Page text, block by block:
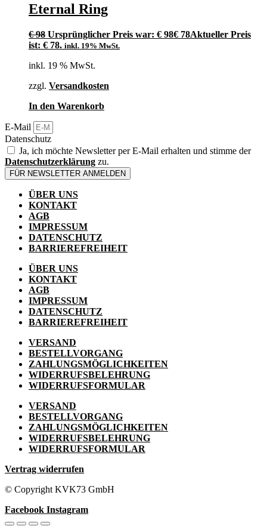
Eternal Ring
€98 Ursprünglicher Preis war: € 98€ 78Aktueller Preis
ist: € 78. inkl. 19% MwSt.
inkl. 19 % MwSt.
zzgl. Versandkosten
In den Warenkorb
E-Mail
Datenschutz
Ja, ich möchte Newsletter per E-Mail erhalten und stimme der
Datenschutzerklärung zu.
FÜR NEWSLETTER ANMELDEN
ÜBER UNS
KONTAKT
AGB
IMPRESSUM
DATENSCHUTZ
BARRIEREFREIHEIT
ÜBER UNS
KONTAKT
AGB
IMPRESSUM
DATENSCHUTZ
BARRIEREFREIHEIT
VERSAND
BESTELLVORGANG
ZAHLUNGSMÖGLICHKEITEN
WIDERRUFSBELEHRUNG
WIDERRUFSFORMULAR
VERSAND
BESTELLVORGANG
ZAHLUNGSMÖGLICHKEITEN
WIDERRUFSBELEHRUNG
WIDERRUFSFORMULAR
Vertrag widerrufen
© Copyright KVK73 GmbH
Facebook Instagram